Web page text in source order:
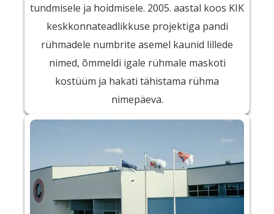
tundmisele ja hoidmisele. 2005. aastal koos KIK
keskkonnateadlikkuse projektiga pandi
rühmadele numbrite asemel kaunid lillede
nimed, õmmeldi igale rühmale maskoti
kostüüm ja hakati tähistama rühma
nimepäeva.